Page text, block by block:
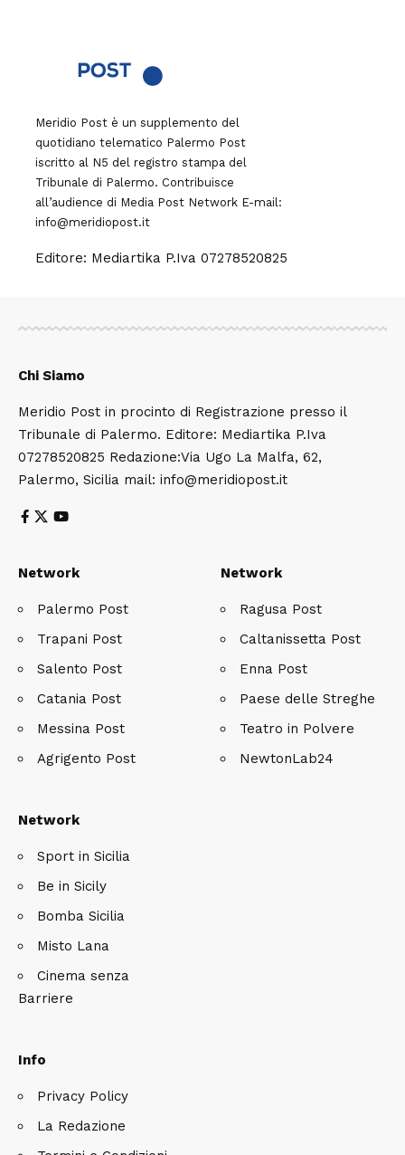
Meridio Post è un supplemento del
quotidiano telematico Palermo Post
iscritto al N5 del registro stampa del
Tribunale di Palermo. Contribuisce
all’audience di Media Post Network E-mail:
info@meridiopost.it
Editore: Mediartika P.Iva 07278520825
Chi Siamo
Meridio Post in procinto di Registrazione presso il
Tribunale di Palermo. Editore: Mediartika P.Iva
07278520825 Redazione:Via Ugo La Malfa, 62,
Palermo, Sicilia mail: info@meridiopost.it
Network
Palermo Post
Trapani Post
Salento Post
Catania Post
Messina Post
Agrigento Post
Network
Ragusa Post
Caltanissetta Post
Enna Post
Paese delle Streghe
Teatro in Polvere
NewtonLab24
Network
Sport in Sicilia
Be in Sicily
Bomba Sicilia
Misto Lana
Cinema senza
Barriere
Info
Privacy Policy
La Redazione